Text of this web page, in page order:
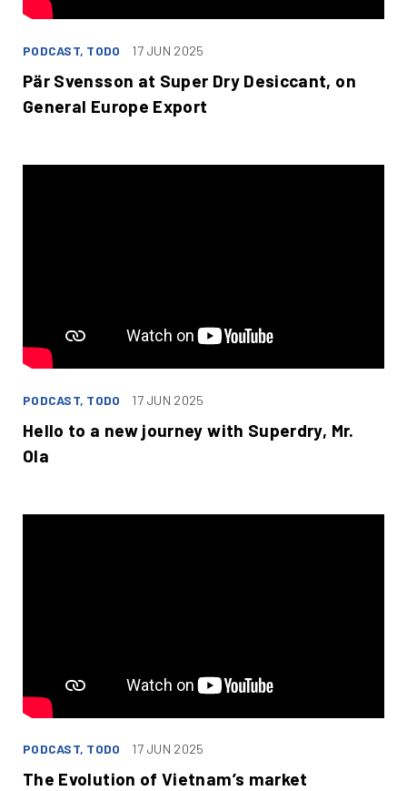
PODCAST, TODO 17 JUN 2025
Pär Svensson at Super Dry Desiccant, on
General Europe Export
PODCAST, TODO 17 JUN 2025
Hello to a new journey with Superdry, Mr.
Ola
PODCAST, TODO 17 JUN 2025
The Evolution of Vietnam’s market